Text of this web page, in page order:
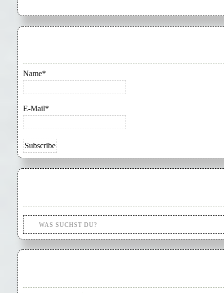
Name*
E-Mail*